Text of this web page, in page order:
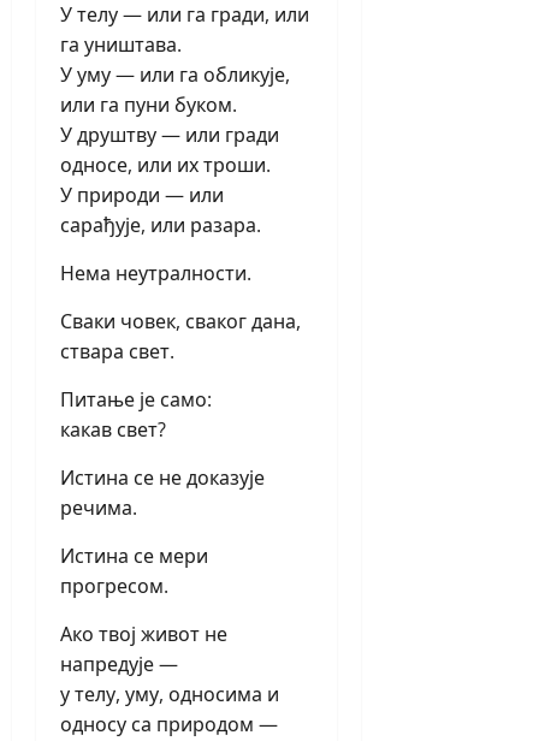
У телу — или га гради, или
га уништава.
У уму — или га обликује,
или га пуни буком.
У друштву — или гради
односе, или их троши.
У природи — или
сарађује, или разара.
Нема неутралности.
Сваки човек, сваког дана,
ствара свет.
Питање је само:
какав свет?
Истина се не доказује
речима.
Истина се мери
прогресом.
Ако твој живот не
напредује —
у телу, уму, односима и
односу са природом —